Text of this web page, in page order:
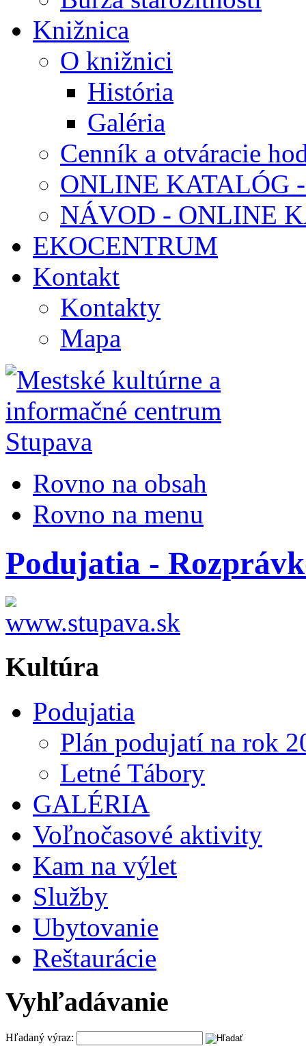
Knižnica
O knižnici
História
Galéria
Cenník a otváracie
ONLINE KATALÓG
NÁVOD - ONLINE
EKOCENTRUM
Kontakt
Kontakty
Mapa
Rovno na obsah
Rovno na menu
Podujatia -
Kultúra
Podujatia
Plán podujatí na rok
Letné Tábory
GALÉRIA
Voľnočasové aktivity
Kam na výlet
Služby
Ubytovanie
Reštaurácie
Vyhľadávanie
Hľadaný výraz: